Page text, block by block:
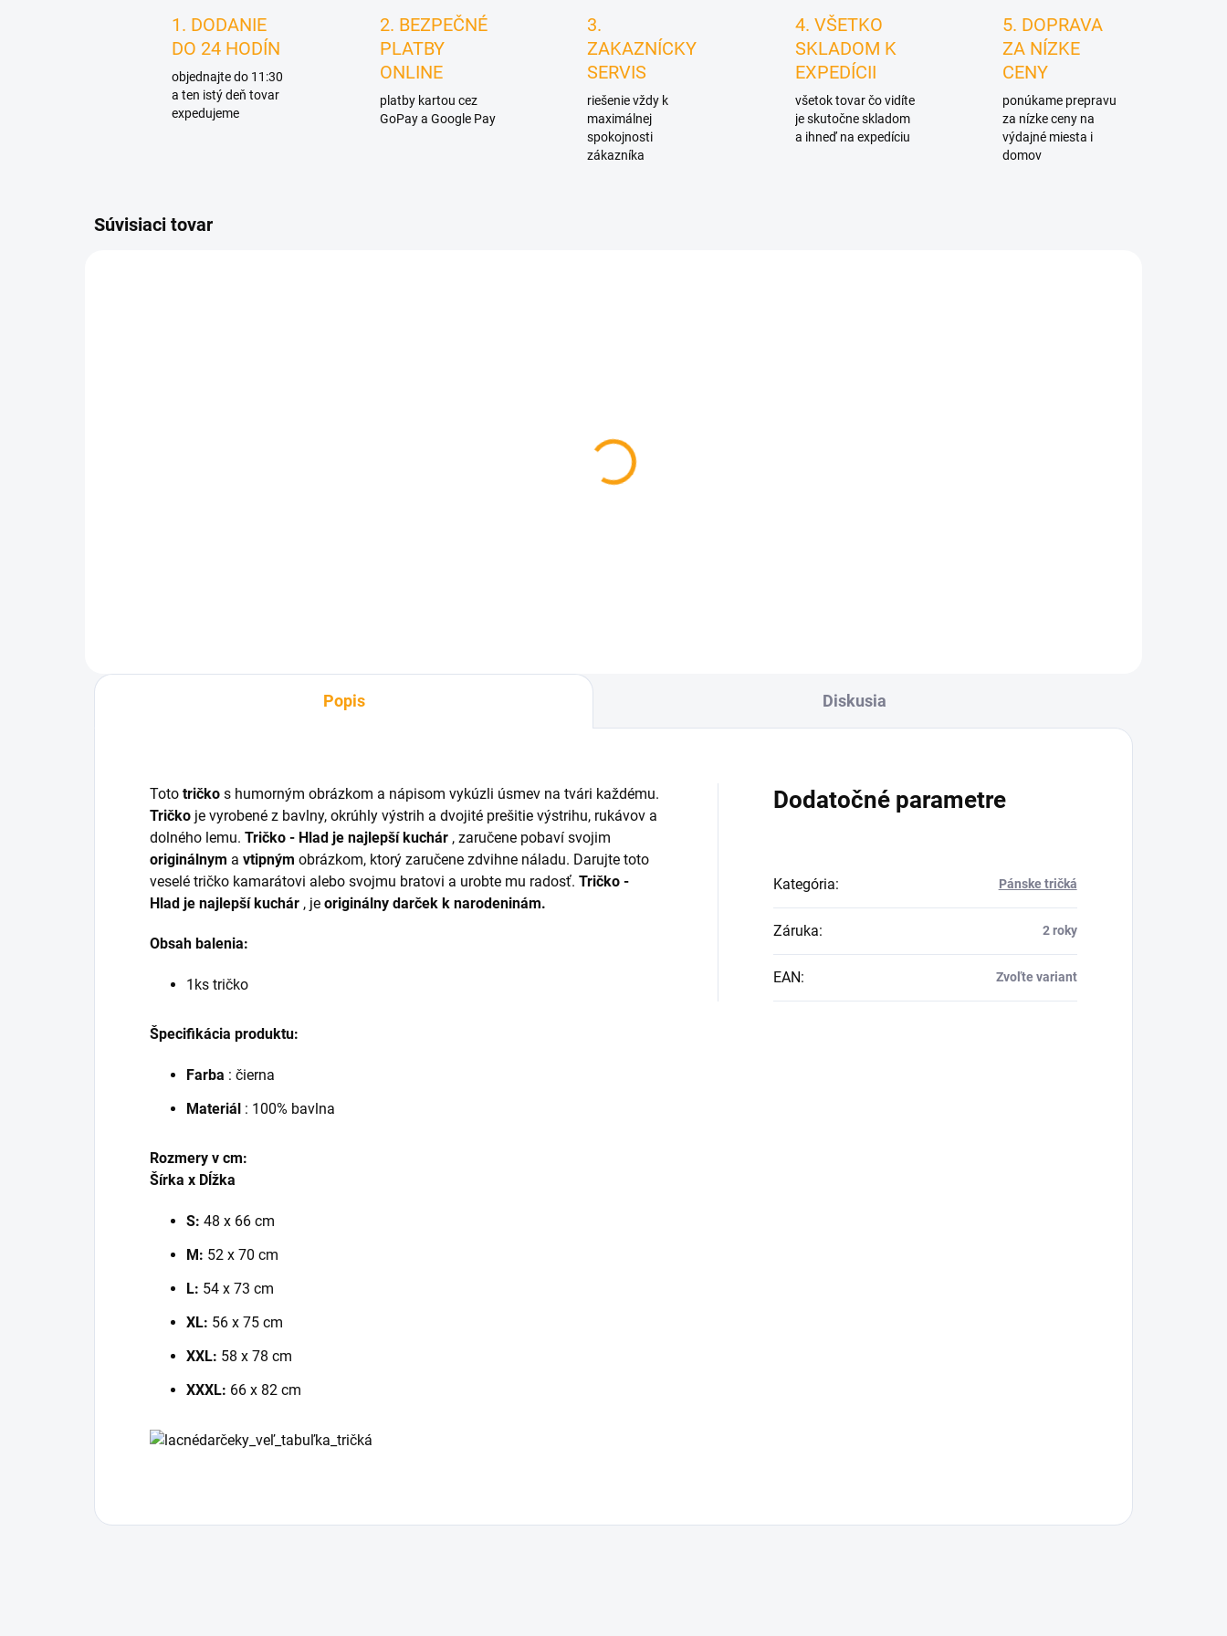
1. DODANIE
DO 24 HODÍN
objednajte do 11:30
a ten istý deň tovar
expedujeme
2. BEZPEČNÉ
PLATBY
ONLINE
platby kartou cez
GoPay a Google Pay
3.
ZAKAZNÍCKY
SERVIS
riešenie vždy k
maximálnej
spokojnosti
zákazníka
4. VŠETKO
SKLADOM K
EXPEDÍCII
všetok tovar čo vidíte
je skutočne skladom
a ihneď na expedíciu
5. DOPRAVA
ZA NÍZKE
CENY
ponúkame prepravu
za nízke ceny na
výdajné miesta i
domov
Súvisiaci tovar
Popis Diskusia
Toto tričko s humorným obrázkom a nápisom vykúzli úsmev na tvári každému.
Tričko je vyrobené z bavlny, okrúhly výstrih a dvojité prešitie výstrihu, rukávov a
dolného lemu. Tričko - Hlad je najlepší kuchár , zaručene pobaví svojim
originálnym a vtipným obrázkom, ktorý zaručene zdvihne náladu. Darujte toto
veselé tričko kamarátovi alebo svojmu bratovi a urobte mu radosť. Tričko -
Hlad je najlepší kuchár , je originálny darček k narodeninám.
Obsah balenia:
1ks tričko
Špecifikácia produktu:
Farba : čierna
Materiál : 100% bavlna
Rozmery v cm:
Šírka x Dĺžka
S: 48 x 66 cm
M: 52 x 70 cm
L: 54 x 73 cm
XL: 56 x 75 cm
XXL: 58 x 78 cm
XXXL: 66 x 82 cm
Dodatočné parametre
Kategória: Pánske tričká
Záruka: 2 roky
EAN: Zvoľte variant